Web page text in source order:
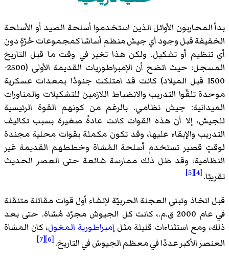
بدأ المحاربون الأوائل الذين استخدموا أسلحة الصيد أو الأسلحة
الخفيفة قبل وجود أي جيش منظم أساسًا كمجموعات حُرّةٍ دون
أي تنظيم أو تشكيل. ولكن هذا تغير في وقت ما قبل التاريخ
المسجل؛ حيث اتضح أن الإمبراطوريات القديمة الأولى (2500-
1500 قبل الميلاد) كانت قد امتلكت جنودًا بمعدات عسكرية
موحدة تلقّوا التدريب والانضباط اللازمين للتشكيلات والمناورات
الميدانية: جيش نظامي. بالرغم من كونهم القوة الرئيسية
للجيش، إلا أن هذه القوات كانت عادةً صغيرة بسبب تكاليف
التدريب والإبقاء عليها، وقد تكون مكملة بقوات محلية مجندة
لوقتٍ قصير تستخدم أسلحة المُشاة وخططهم القديمة غير
النظامية؛ وقد ظل ذلك ممارسة شائعة حتى العصر الحديث
تقريبًا.[4]
[5]
قبل اتخاذ وتبني العجلة الحربيّة لإنشاء أول قوات مقاتلة متنقلة
في عام 2000 ق.م.، كانت كل الجيوش مجرّد مُشاة. حتى بعد
ذلك، ومع استثناءات قليلة مثل إمبراطورية المغول، كان المشاة
العنصر الأكبر عددًا في معظم الجيوش في التاريخ.[6]
[7]